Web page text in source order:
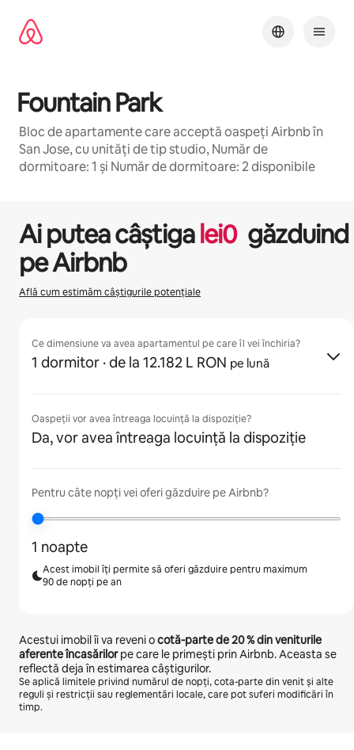
mergi
Fountain Park
Bloc de apartamente care acceptă oaspeți Airbnb în
San Jose, cu unități de tip studio, Număr de
dormitoare: 1 și Număr de dormitoare: 2 disponibile
Ai putea câștiga lei0 găzduind
pe Airbnb
Află cum estimăm câștigurile potențiale
Ce dimensiune va avea apartamentul pe care îl vei închiria?
1 dormitor · de la 12.182 L RON pe lună
Oaspeții vor avea întreaga locuință la dispoziție?
Da, vor avea întreaga locuință la dispoziție
Pentru câte nopți vei oferi găzduire pe Airbnb?
1 noapte
Acest imobil îți permite să oferi găzduire pentru maximum
90 de nopți pe an
Acestui imobil îi va reveni ocotă-parte de20 %din veniturile
aferente încasărilorpe care le primești prin Airbnb. Aceasta se
reflectă deja în estimarea câștigurilor.
Se aplică limitele privind numărul de nopți, cota-parte din venit și alte
reguli și restricții sau reglementări locale, care pot suferi modificări în
timp.